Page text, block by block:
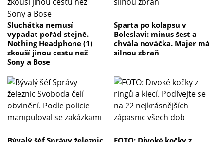
Sluchátka nemusí
vypadat pořád stejně.
Nothing Headphone (1)
zkouší jinou cestu než
Sony a Bose
Sparta po kolapsu v
Boleslavi: minus šest a
chvála nováčka. Majer má
silnou zbraň